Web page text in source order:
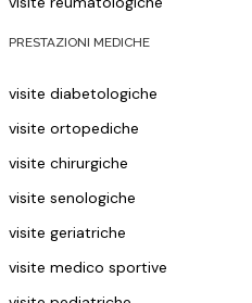
PRESTAZIONI MEDICHE
visite diabetologiche
visite ortopediche
visite chirurgiche
visite senologiche
visite geriatriche
visite medico sportive